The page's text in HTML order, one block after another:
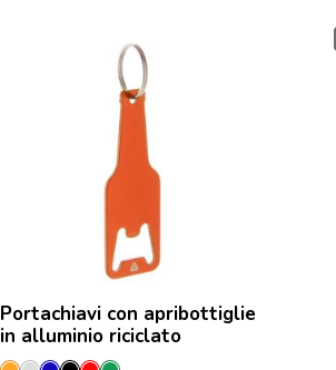
Portachiavi con apribottiglie
in alluminio riciclato